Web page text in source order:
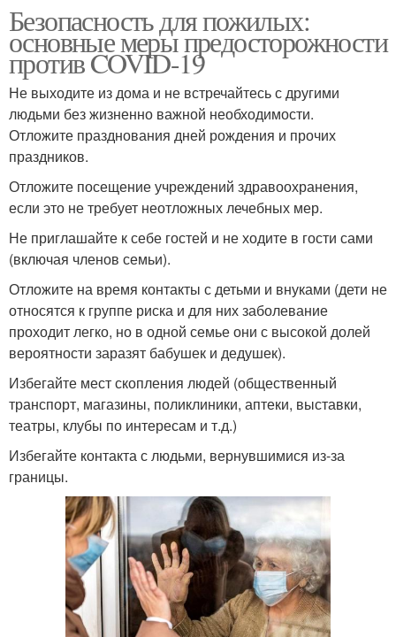
Безопасность для пожилых:
основные меры предосторожности
против COVID-19
Не выходите из дома и не встречайтесь с другими
людьми без жизненно важной необходимости.
Отложите празднования дней рождения и прочих
праздников.
Отложите посещение учреждений здравоохранения,
если это не требует неотложных лечебных мер.
Не приглашайте к себе гостей и не ходите в гости сами
(включая членов семьи).
Отложите на время контакты с детьми и внуками (дети не
относятся к группе риска и для них заболевание
проходит легко, но в одной семье они с высокой долей
вероятности заразят бабушек и дедушек).
Избегайте мест скопления людей (общественный
транспорт, магазины, поликлиники, аптеки, выставки,
театры, клубы по интересам и т.д.)
Избегайте контакта с людьми, вернувшимися из-за
границы.